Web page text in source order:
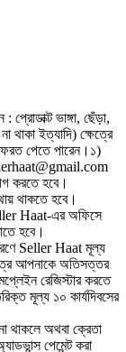
প্রোডাক্ট ভাঙ্গা, ছেঁড়া,
থাকা ইত্যাদি) ক্ষেত্রে
পেতে পারেন।১)
করতে হবে।
থাকতে হবে।
Haat-এর অফিসে
হবে।
Seller Haat মূল্য
আপনাকে অতিসত্তর
রেজিস্টার করতে
মূল্য ১০ কার্যদিবসের
থাকলে অথবা ক্রেতা
পেমেন্ট করা